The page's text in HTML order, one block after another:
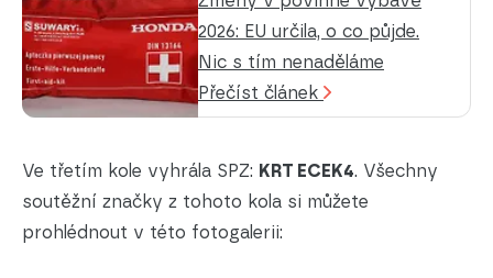
2026: EU určila, o co půjde.
Nic s tím nenaděláme
Přečíst článek
Ve třetím kole vyhrála SPZ: KRT ECEK4. Všechny
soutěžní značky z tohoto kola si můžete
prohlédnout v této fotogalerii: